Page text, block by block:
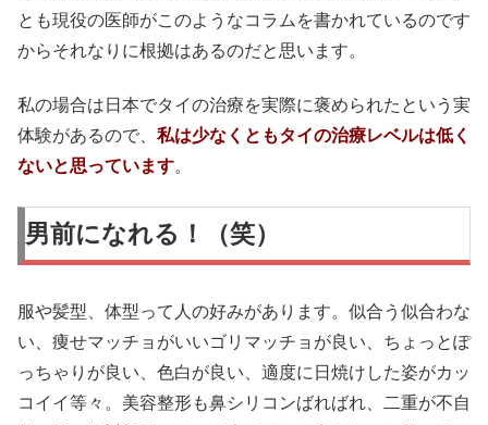
とも現役の医師がこのようなコラムを書かれているのです
からそれなりに根拠はあるのだと思います。
私の場合は日本でタイの治療を実際に褒められたという実
体験があるので、 私は少なくともタイの治療レベルは低く
ないと思っています。
男前になれる！（笑）
服や髪型、体型って人の好みがあります。似合う似合わな
い、痩せマッチョがいいゴリマッチョが良い、ちょっとぽ
っちゃりが良い、色白が良い、適度に日焼けした姿がカッ
コイイ等々。美容整形も鼻シリコンばればれ、二重が不自